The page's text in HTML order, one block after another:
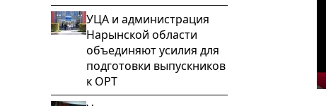
УЦА и администрация
Нарынской области
объединяют усилия для
подготовки выпускников
к ОРТ